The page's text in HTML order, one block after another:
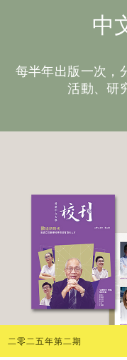
中
每半年出版一次，
活動、研
二零二五年第二期